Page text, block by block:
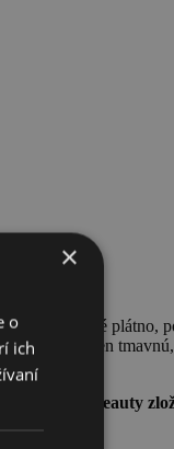
je bavlnené plátno,
že časom len
kolagénu, beauty
×
o
ich